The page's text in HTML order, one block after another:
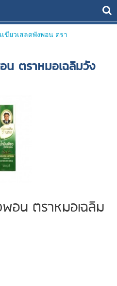
ขียวเสลดพังพอน ตรา
น ตราหมอเฉลิมวัง
อน ตราหมอเฉลิม